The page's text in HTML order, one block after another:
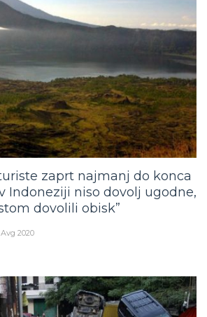
zaprt najmanj do konca
Indoneziji niso dovolj ugodne,
dovolili obisk”
2020